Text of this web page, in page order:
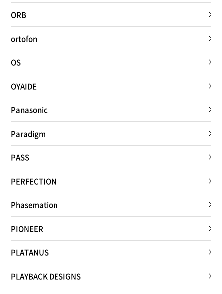
ORB
ortofon
OS
OYAIDE
Panasonic
Paradigm
PASS
PERFECTION
Phasemation
PIONEER
PLATANUS
PLAYBACK DESIGNS